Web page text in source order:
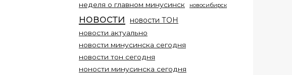
неделя о главном минусинск новосибирск
новости новости ТОН
новости актуально
новости минусинска сегодня
новости тон сегодня
ноности минусинска сегодня